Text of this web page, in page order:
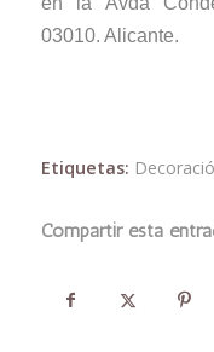
03010. Alicante.
Etiquetas:
Compartir esta